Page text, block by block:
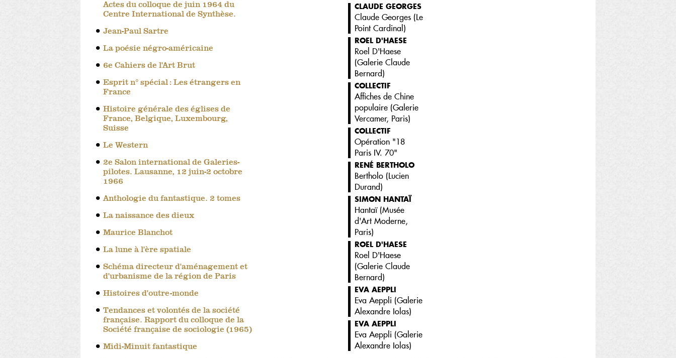
Actes du colloque de juin 1964 du
Centre International de Synthèse.
Jean-Paul Sartre
La poésie négro-américaine
6e Cahiers de l'Art Brut
Esprit n° spécial : Les étrangers en
France
Histoire générale des églises de
France, Belgique, Luxembourg,
Suisse
Le Western
2e Salon international de Galeries-
pilotes. Lausanne, 12 juin-2 octobre
1966
Anthologie du fantastique. 2 tomes
La naissance des dieux
Maurice Blanchot
La lune à l'ère spatiale
Schéma directeur d'aménagement et
d'urbanisme de la région de Paris
Histoires d'outre-monde
Tendances et volontés de la société
française. Rapport du colloque de la
Société française de sociologie (1965)
Midi-Minuit fantastique
CLAUDE GEORGES
Claude Georges (Le
Point Cardinal )
ROEL D'HAESE
Roel D'Haese
(Galerie Claude
Bernard)
COLLECTIF
Affiches de Chine
populaire (Galerie
Vercamer, Paris)
COLLECTIF
Opération "18
Paris IV. 70"
RENÉ BERTHOLO
Bertholo (Lucien
Durand)
SIMON HANTAÏ
Hantaï (Musée
d'Art Moderne,
Paris)
ROEL D'HAESE
Roel D'Haese
(Galerie Claude
Bernard)
EVA AEPPLI
Eva Aeppli (Galerie
Alexandre Iolas)
EVA AEPPLI
Eva Aeppli (Galerie
Alexandre Iolas)